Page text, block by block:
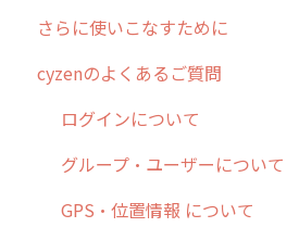
3. cyzenの位置情報取得につい
4. cyzen利用前の準備：システ
5. 基本的な使い方：システム
6. 基本的な使い方：ユーザー編
7. 初心者向けよくある質問集
行動管理
予定管理
スポット
ステータス・主観
報告書・行動種別
ホーム画面
スポット
報告閲覧
予定
日報
行動管理
勤怠管理
予定管理
スポット
ステータス・主観
さらに使いこなすために
はじめに
スポット・ステータス関連オプ
交通費自動計算
安全走行支援
cyzenのよくあるご質問
ログインについて
グループ・ユーザーについて
GPS・位置情報 について